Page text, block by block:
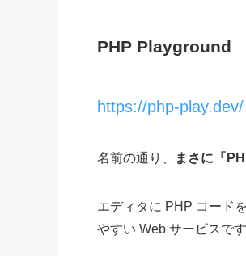
PHP Playground
https://php-play.dev/
名前の通り、 まさに「
エディタに PHP コード
やすい Web サービスで